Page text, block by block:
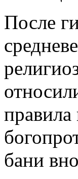
После
правила
бани